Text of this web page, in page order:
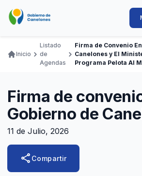
contenido
Navegación
Disfrutamos
Transparencia
Adquisiciones
Canelones Te Escucha
Teléfonos
Ruta
Inicio
Listado
de
Agendas
Firma de Convenio
Canelones y El
Programa Pelota Al
Firma de
Gobierno de
el Ministerio del
Programa Pelota
a la Esperanza
11 de Julio, 2026
share Compartir